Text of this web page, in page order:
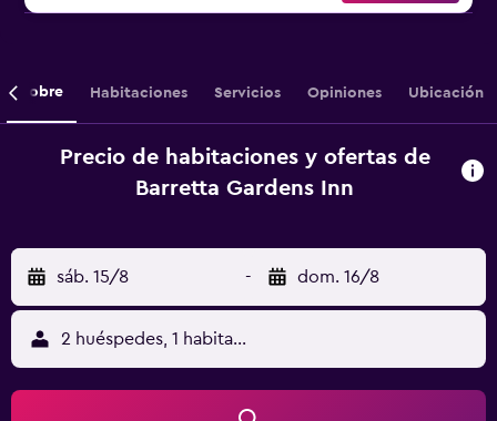
Sobre Habitaciones Servicios Opiniones Ubicación
Precio de habitaciones y ofertas de
Barretta Gardens Inn
sáb. 15/8 - dom. 16/8
2 huéspedes, 1 habitación